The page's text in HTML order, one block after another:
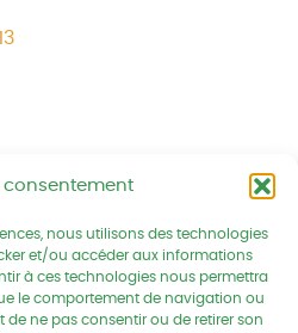
consentement
nous utilisons des technologies
et/ou accéder aux informations
à ces technologies nous permettra
le comportement de navigation ou
de ne pas consentir ou de retirer son
Campagnes vivantes
du Chalutier Sans Pitié BP
PLERIN cedex